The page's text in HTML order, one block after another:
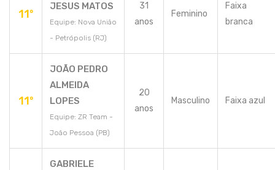
11º
JESUS MATOS
Equipe: Nova União
- Petrópolis (RJ)
31
anos
Feminino
Faixa
branca
11º
JOÃO PEDRO
ALMEIDA
LOPES
Equipe: ZR Team -
João Pessoa (PB)
20
anos
Masculino Faixa azul
GABRIELE